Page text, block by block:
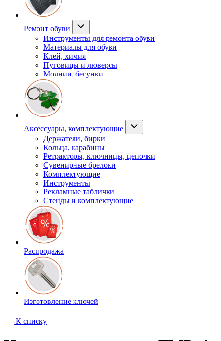
Ремонт обуви
Инструменты для ремонта обуви
Материалы для обуви
Клей, химия
Пуговицы и люверсы
Молнии, бегунки
Аксессуары, комплектующие
Держатели, бирки
Кольца, карабины
Ретракторы, ключницы, цепочки
Сувенирные брелоки
Комплектующие
Инструменты
Рекламные таблички
Стенды и комплектующие
Распродажа
Изготовление ключей
К списку